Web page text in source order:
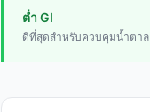
ต่ำ GI
ดีที่สุดสำหรับควบคุมน้ำตาล